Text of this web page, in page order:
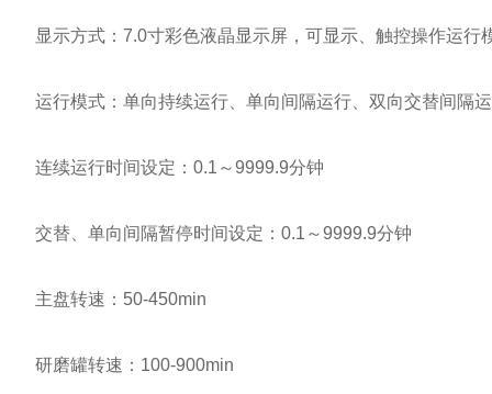
显示方式：7.0寸彩色液晶显示屏，可显示、触控操作运行
运行模式：单向持续运行、单向间隔运行、双向交替间隔
连续运行时间设定：0.1～9999.9分钟
交替、单向间隔暂停时间设定：0.1～9999.9分钟
主盘转速：50-450min
研磨罐转速：100-900min